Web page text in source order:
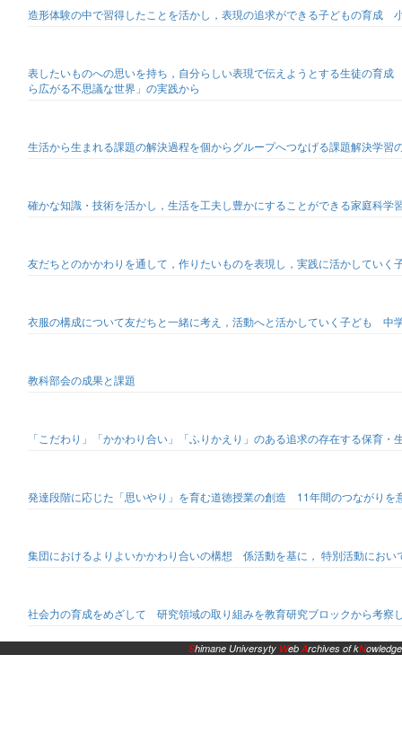
造形体験の中で習得したことを活かし，表現の追求ができる子どもの育成
表したいものへの思いを持ち，自分らしい表現で伝えようとする生徒の育
ら広がる不思議な世界」の実践から
生活から生まれる課題の解決過程を個からグループへつなげる課題解決学
確かな知識・技術を活かし，生活を工夫し豊かにすることができる家庭科
友だちとのかかわりを通して，作りたいものを表現し，実践に活かしてい
衣服の構成について友だちと一緒に考え，活動へと活かしていく子ども 中
教科部会の成果と課題
「こだわり」「かかわり合い」「ふりかえり」のある追求の存在する保育・
発達段階に応じた「思いやり」を育む道徳授業の創造 11年間のつながりを
集団におけるよりよいかかわり合いの構想 係活動を基に， 特別活動におい
社会力の育成をめざして 研究領域の取り組みを教育研究ブロックから考察
Shimane Universyty WebArchives of kNowledge